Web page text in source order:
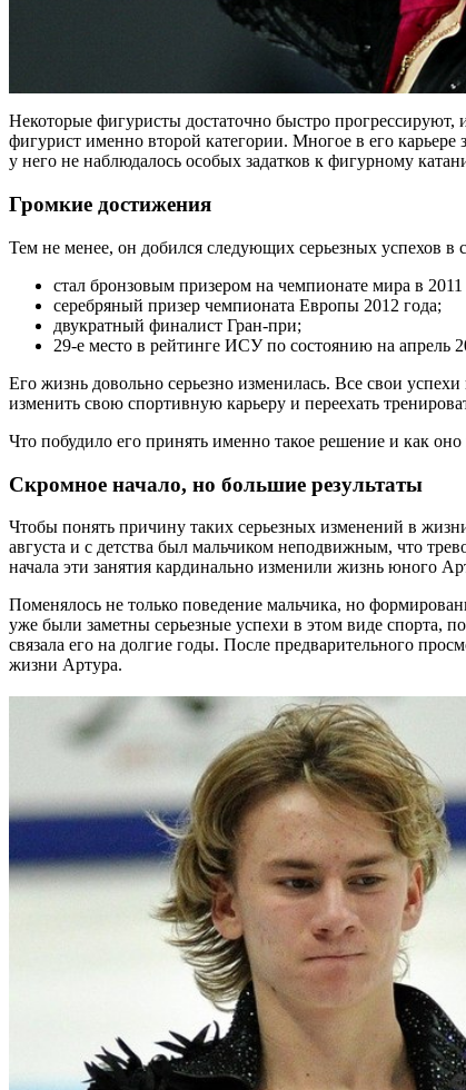
Некоторые фигуристы достаточно быстро
фигурист именно второй категории. Многое в его
у него не наблюдалось особых задатков к фигурному
Громкие достижения
Тем не менее, он добился следующих серьезных успехов в
стал бронзовым призером на чемпионате мира в 2011
серебряный призер чемпионата Европы 2012 года;
двукратный финалист Гран-при;
29-е место в рейтинге ИСУ по состоянию на апрель
Его жизнь довольно серьезно изменилась. Все свои
изменить свою спортивную карьеру и переехать
Что побудило его принять именно такое решение и как
Скромное начало, но большие результаты
Чтобы понять причину таких серьезных изменений в
августа и с детства был мальчиком неподвижным, что
начала эти занятия кардинально изменили жизнь юного
Поменялось не только поведение мальчика, но
уже были заметны серьезные успехи в этом виде спорта,
связала его на долгие годы. После предварительного
жизни Артура.